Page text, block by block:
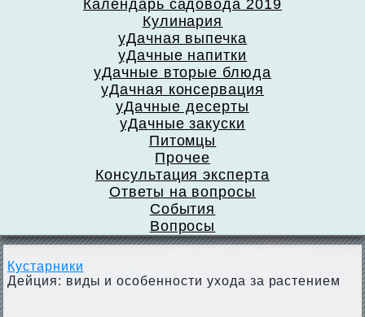
Календарь садовода 2019
Кулинария
уДачная выпечка
уДачные напитки
уДачные вторые блюда
уДачная консервация
уДачные десерты
уДачные закуски
Питомцы
Прочее
Консультация эксперта
Ответы на вопросы
События
Вопросы
Кустарники
Дейция: виды и особенности ухода за растением